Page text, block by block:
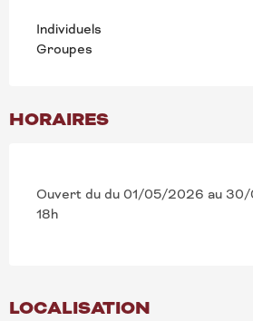
Individuels
Groupes
HORAIRES
Ouvert du du 01/05/2026 au
18h
LOCALISATION